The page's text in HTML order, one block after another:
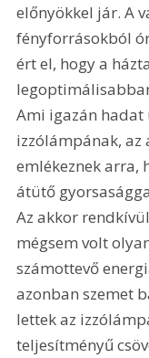
előnyökkel jár. A
fényforrásokból
ért el, hogy a
Ami igazán hadat
izzólámpának, az
emlékeznek arra,
átütő
Az akkor
mégsem volt
számottevő
azonban szemet
lettek az
teljesítményű